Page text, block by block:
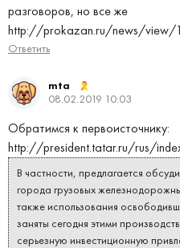
разговоров, но все же
http://prokazan.ru/news/view/
Ответить
mta
08.02.2019 10:03
Обратимся к первоисточнику:
http://president.tatar.ru/rus/
В частности, предлагается
города грузовых
также использования
заняты сегодня этими
серьезную инвестиционную